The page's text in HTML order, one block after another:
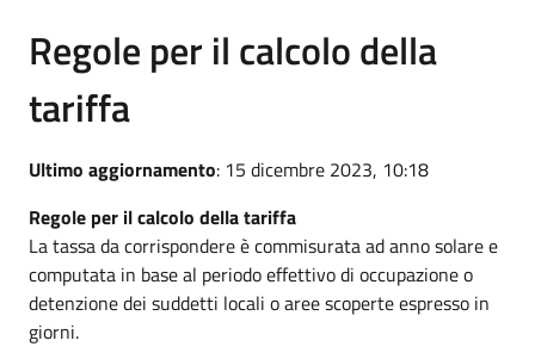
Regole per il calcolo della
tariffa
Ultimo aggiornamento: 15 dicembre 2023, 10:18
Regole per il calcolo della tariffa
La tassa da corrispondere è commisurata ad anno solare e
computata in base al periodo effettivo di occupazione o
detenzione dei suddetti locali o aree scoperte espresso in
giorni.